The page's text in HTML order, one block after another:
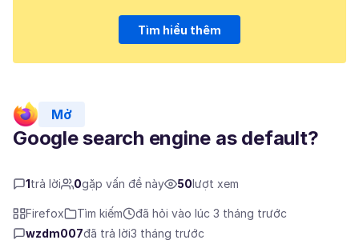
Tìm hiểu thêm
Mở
Google search engine as default?
1trả lời 0gặp vấn đề này 50lượt xem
Firefox Tìm kiếm
đã hỏi vào lúc 3 tháng trước
wzdm007đã trả lời3 tháng trước